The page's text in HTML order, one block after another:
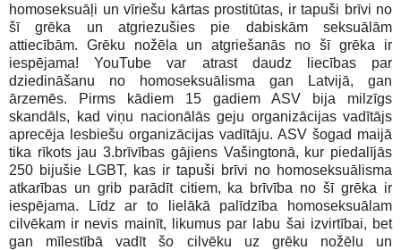
homoseksuāļi un vīriešu kārtas prostitūtas, ir tapuši brīvi no
šī grēka un atgriezušies pie dabiskām seksuālām
attiecībām. Grēku nožēla un atgriešanās no šī grēka ir
iespējama! YouTube var atrast daudz liecības par
dziedināšanu no homoseksuālisma gan Latvijā, gan
ārzemēs. Pirms kādiem 15 gadiem ASV bija milzīgs
skandāls, kad viņu nacionālās geju organizācijas vadītājs
aprecēja lesbiešu organizācijas vadītāju. ASV šogad maijā
tika rīkots jau 3.brīvības gājiens Vašingtonā, kur piedalījās
250 bijušie LGBT, kas ir tapuši brīvi no homoseksuālisma
atkarības un grib parādīt citiem, ka brīvība no šī grēka ir
iespējama. Līdz ar to lielākā palīdzība homoseksuālam
cilvēkam ir nevis mainīt, likumus par labu šai izvirtībai, bet
gan mīlestībā vadīt šo cilvēku uz grēku nožēlu un